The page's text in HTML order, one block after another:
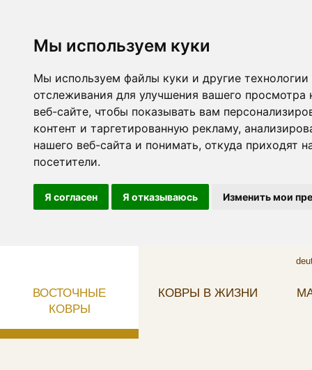
Мы используем куки
Мы используем файлы куки и другие технологии
отслеживания для улучшения вашего просмотра
веб-сайте, чтобы показывать вам
контент и таргетированную рекламу,
нашего веб-сайта и понимать, откуда приходят
посетители.
Я согласен Я отказываюсь Изменить мои
ВОСТОЧНЫЕ
КОВРЫ
КОВРЫ В ЖИЗНИ